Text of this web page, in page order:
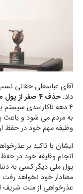
داد: حذف 4 صفر از پول ملی درست و منطقی
4 دهه ناکارآمدی سیستم بانکی در خلق نقدینگی و
به مردم می شود و باعث
وظیفه مهم خود در حفظ
ایشان با تاکید بر
پول ملی دیگر کسی به
معنادار خود نخواهد
عذرخواهی از ملت شریف